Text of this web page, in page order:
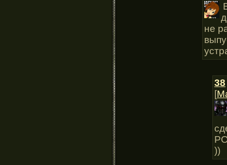
не
38
[
))